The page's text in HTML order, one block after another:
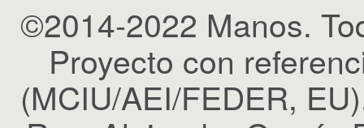
©2014-2022 Manos.
Proyecto con
(MCIU/AEI/FEDER,